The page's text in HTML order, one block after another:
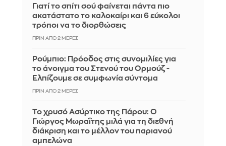
Γιατί το σπίτι σού φαίνεται πάντα πιο
ακατάστατο το καλοκαίρι και 6 εύκολοι
τρόποι να το διορθώσεις
ΠΡΙΝ ΑΠΌ 2 ΜΈΡΕΣ
Ρούμπιο: Πρόοδος στις συνομιλίες για
το άνοιγμα του Στενού του Ορμούζ -
Ελπίζουμε σε συμφωνία σύντομα
ΠΡΙΝ ΑΠΌ 2 ΜΈΡΕΣ
Το χρυσό Ασύρτικο της Πάρου: Ο
Γιώργος Μωραΐτης μιλά για τη διεθνή
διάκριση και το μέλλον του παριανού
αμπελώνα